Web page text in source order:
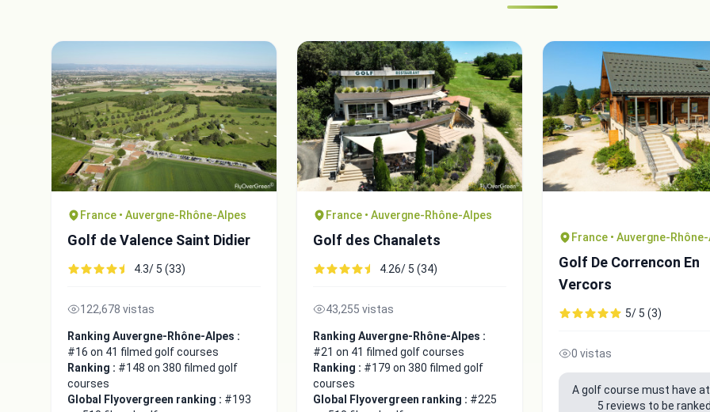
France • Auvergne-Rhône-Alpes
Golf de Valence Saint Didier
4.3/ 5 (33)
122,678 vistas
Ranking Auvergne-Rhône-Alpes :
#16 on 41 filmed golf courses
Ranking : #148 on 380 filmed golf
courses
Global Flyovergreen ranking : #193
France • Auvergne-Rhône-Alpes
Golf des Chanalets
4.26/ 5 (34)
43,255 vistas
Ranking Auvergne-Rhône-Alpes :
#21 on 41 filmed golf courses
Ranking : #179 on 380 filmed golf
courses
Global Flyovergreen ranking : #225
France • Auvergne-
Golf De Correncon En
Vercors
5/ 5 (3)
0 vistas
A golf course must have
5 reviews to be ranked.